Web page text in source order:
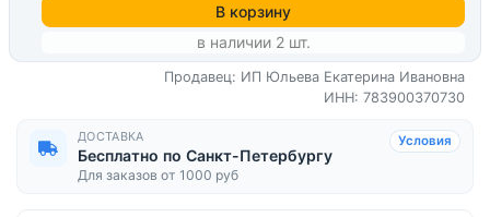
В корзину
в наличии 2 шт.
Продавец: ИП Юльева Екатерина Ивановна
ИНН: 783900370730
ДОСТАВКА
Бесплатно по Санкт-Петербургу
Для заказов от 1000 руб
Условия